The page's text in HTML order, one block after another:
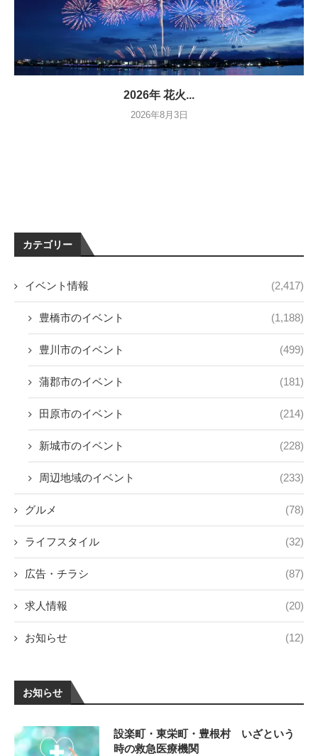
2026年 花火...
2026年8月3日
カテゴリー
イベント情報 (2,417)
豊橋市のイベント (1,188)
豊川市のイベント (499)
蒲郡市のイベント (181)
田原市のイベント (214)
新城市のイベント (228)
周辺地域のイベント (233)
グルメ (78)
ライフスタイル (32)
広告・チラシ (87)
求人情報 (20)
お知らせ (12)
お知らせ
設楽町・東栄町・豊根村 いざという
時の救急医療機関